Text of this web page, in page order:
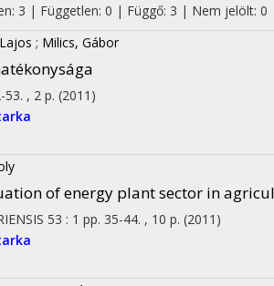
3 | Független: 0 | Függő: 3 | Nem jelölt: 0
; Milics, Gábor
53. , 2 p. (2011)
of energy plant sector in
53 : 1 pp. 35-44. , 10 p. (2011)